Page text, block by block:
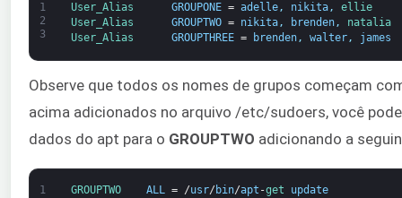
1
2
3
User_Alias GROUPONE = adelle, nikita,
ellie
User_Alias GROUPTWO = nikita, brenden,
natalia
User_Alias GROUPTHREE = brenden, walter, james
Observe que todos os nomes de grupos começam
acima adicionados no arquivo /etc/sudoers, você
dados do apt para o GROUPTWO adicionando a
1 GROUPTWO ALL = /usr/ bin/apt -get update